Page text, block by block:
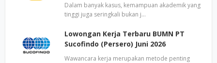
Dalam banyak kasus, kemampuan akademik yang
tinggi juga seringkali bukan j…
Lowongan Kerja Terbaru BUMN PT
Sucofindo (Persero) Juni 2026
Wawancara kerja merupakan metode penting